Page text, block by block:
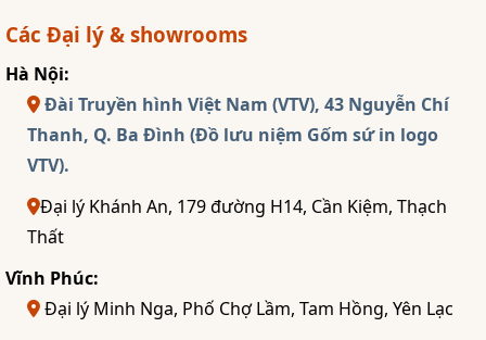
Các Đại lý & showrooms
Hà Nội:
Đài Truyền hình Việt Nam (VTV), 43 Nguyễn Chí
Thanh, Q. Ba Đình (Đồ lưu niệm Gốm sứ in logo
VTV).
Đại lý Khánh An, 179 đường H14, Cần Kiệm, Thạch
Thất
Vĩnh Phúc:
Đại lý Minh Nga, Phố Chợ Lầm, Tam Hồng, Yên Lạc